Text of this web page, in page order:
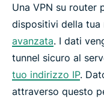
Una VPN su router
dispositivi della tua
avanzata. I dati
tunnel sicuro al
tuo indirizzo IP.
attraverso questo